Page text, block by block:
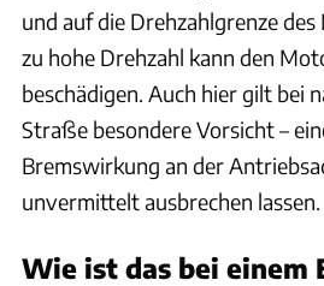
und auf die Drehzahlgrenze
zu hohe Drehzahl kann den
beschädigen. Auch hier gilt bei
Straße besondere Vorsicht –
Bremswirkung an der
unvermittelt ausbrechen lassen.
Wie ist das bei einem